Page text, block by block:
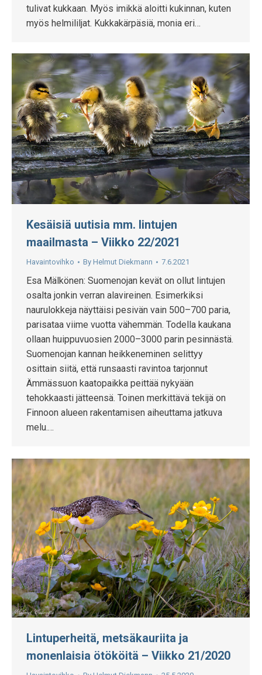
tulivat kukkaan. Myös imikkä aloitti kukinnan, kuten
myös helmililjat. Kukkakärpäsiä, monia eri…
Kesäisiä uutisia mm. lintujen
maailmasta – Viikko 22/2021
Havaintovihko By Helmut Diekmann 7.6.2021
Esa Mälkönen: Suomenojan kevät on ollut lintujen
osalta jonkin verran alavireinen. Esimerkiksi
naurulokkeja näyttäisi pesivän vain 500–700 paria,
parisataa viime vuotta vähemmän. Todella kaukana
ollaan huippuvuosien 2000–3000 parin pesinnästä.
Suomenojan kannan heikkeneminen selittyy
osittain siitä, että runsaasti ravintoa tarjonnut
Ämmässuon kaatopaikka peittää nykyään
tehokkaasti jätteensä. Toinen merkittävä tekijä on
Finnoon alueen rakentamisen aiheuttama jatkuva
melu.…
Lintuperheitä, metsäkauriita ja
monenlaisia ötököitä – Viikko 21/2020